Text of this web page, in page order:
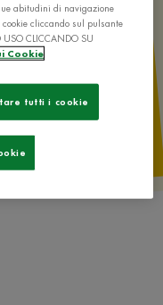
abitudini di navigazione
cliccando sul pulsante
USO CLICCANDO SU
Cookie
tutti i cookie